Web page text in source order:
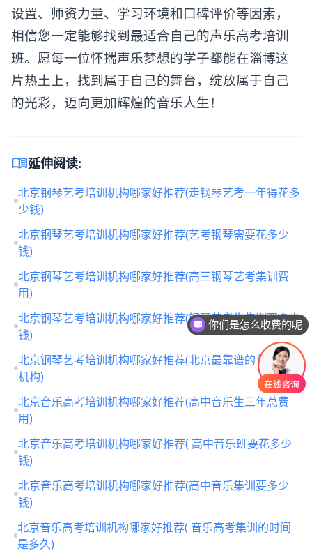
设置、师资力量、学习环境和口碑评价等因素，
相信您一定能够找到最适合自己的声乐高考培训
班。愿每一位怀揣声乐梦想的学子都能在淄博这
片热土上，找到属于自己的舞台，绽放属于自己
的光彩，迈向更加辉煌的音乐人生！
menu_book延伸阅读:
北京钢琴艺考培训机构哪家好推荐(走钢琴艺考一年得花多
少钱)
北京钢琴艺考培训机构哪家好推荐(艺考钢琴需要花多少
钱)
北京钢琴艺考培训机构哪家好推荐(高三钢琴艺考集训费
用)
北京钢琴艺考培训机构哪家好推荐(钢琴艺考生集训要多少
钱)
北京钢琴艺考培训机构哪家好推荐(北京最靠谱的艺考培训
机构)
北京音乐高考培训机构哪家好推荐(高中音乐生三年总费
用)
北京音乐高考培训机构哪家好推荐( 高中音乐班要花多少
钱)
北京音乐高考培训机构哪家好推荐(高中音乐集训要多少
钱)
北京音乐高考培训机构哪家好推荐( 音乐高考集训的时间
是多久)
你们是怎么收费的呢